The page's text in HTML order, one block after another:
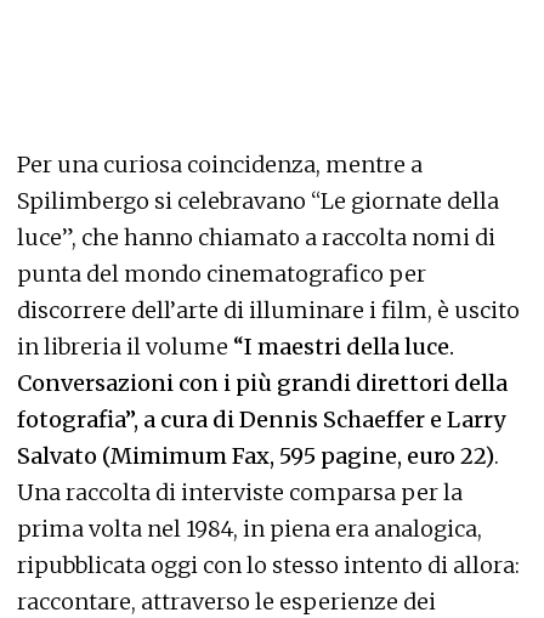
Per una curiosa coincidenza, mentre a
Spilimbergo si celebravano “Le giornate della
luce”, che hanno chiamato a raccolta nomi di
punta del mondo cinematografico per
discorrere dell’arte di illuminare i film, è uscito
in libreria il volume “I maestri della luce.
Conversazioni con i più grandi direttori della
fotografia”, a cura di Dennis Schaeffer e Larry
Salvato (Mimimum Fax, 595 pagine, euro 22).
Una raccolta di interviste comparsa per la
prima volta nel 1984, in piena era analogica,
ripubblicata oggi con lo stesso intento di allora:
raccontare, attraverso le esperienze dei